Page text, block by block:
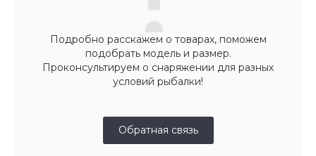
Подробно расскажем о товарах, поможем
подобрать модель и размер.
Проконсультируем о снаряжении для разных
условий рыбалки!
Обратная связь